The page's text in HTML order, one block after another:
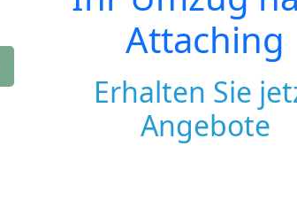
Attaching
Erhalten Sie
Angebote